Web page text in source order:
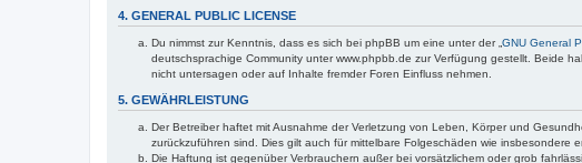
4. GENERAL PUBLIC LICENSE
Du nimmst zur Kenntnis, dass es sich bei phpBB um eine unter der „ GNU General
deutschsprachige Community unter www.phpbb.de zur Verfügung gestellt. Beide
nicht untersagen oder auf Inhalte fremder Foren Einfluss nehmen.
5. GEWÄHRLEISTUNG
Der Betreiber haftet mit Ausnahme der Verletzung von Leben, Körper und
zurückzuführen sind. Dies gilt auch für mittelbare Folgeschäden wie insbesondere
Die Haftung ist gegenüber Verbrauchern außer bei vorsätzlichem oder grob